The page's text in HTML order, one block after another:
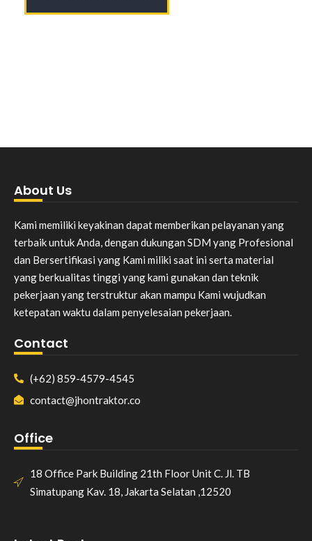
About Us
Kami memiliki keyakinan dapat memberikan pelayanan yang
terbaik untuk Anda, dengan dukungan SDM yang Profesional
dan Bersertifikasi yang Kami miliki saat ini serta material
yang berkualitas tinggi yang kami gunakan dan teknik
pekerjaan yang terstruktur akan mampu Kami wujudkan
ketepatan waktu dalam penyelesaian pekerjaan.
Contact
(+62) 859-4579-4545
contact@jhontraktor.co
Office
18 Office Park Building 21th Floor Unit C. Jl. TB
Simatupang Kav. 18, Jakarta Selatan ,12520